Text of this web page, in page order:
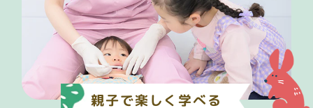
親子で楽しく学べる